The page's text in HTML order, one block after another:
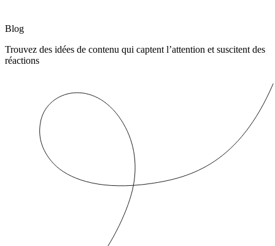
Blog
Trouvez des idées de contenu qui captent l’attention et suscitent des
réactions